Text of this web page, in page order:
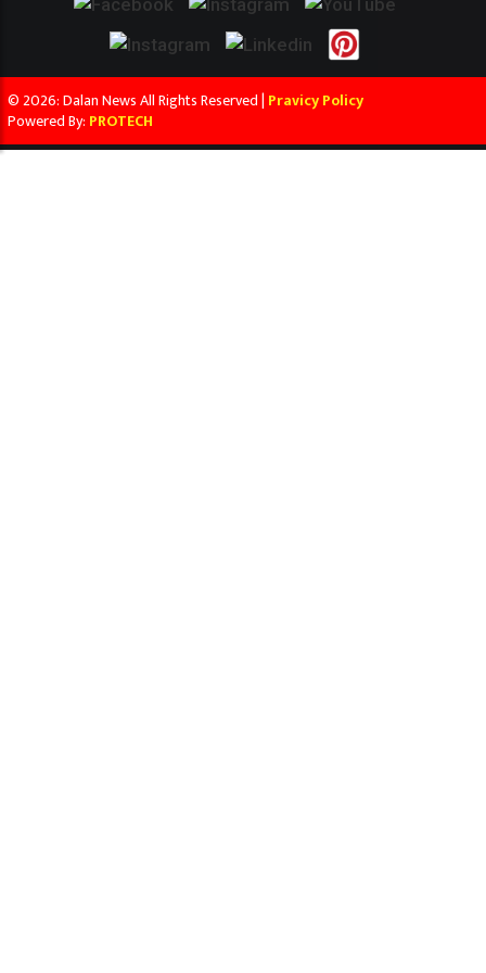
© 2026: Dalan News All Rights Reserved | Pravicy Policy
Powered By: PROTECH